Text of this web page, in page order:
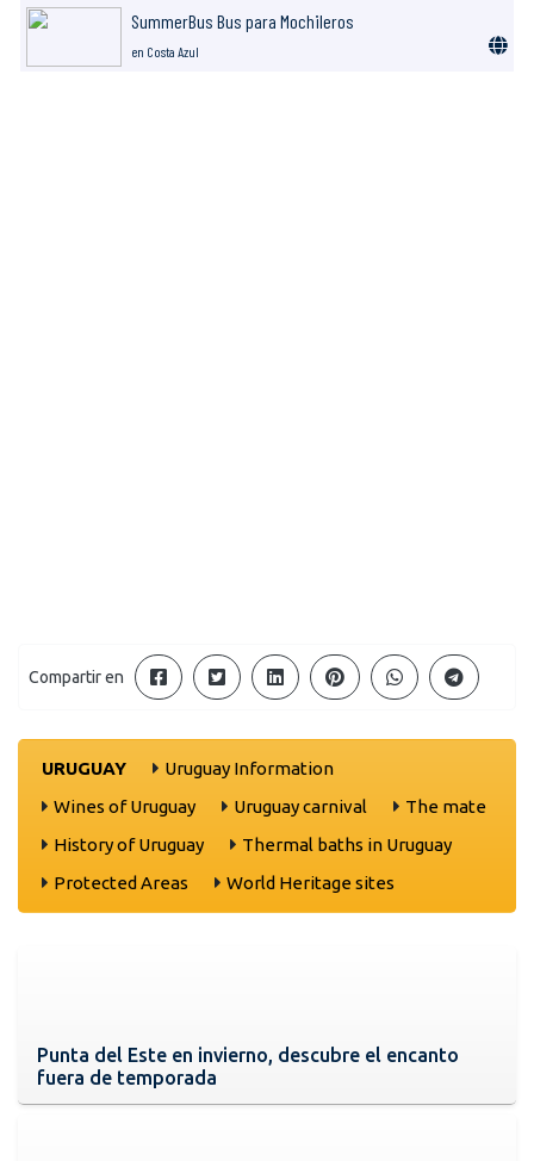
SummerBus Bus para Mochileros
en Costa Azul
Compartir en
URUGUAY
Uruguay Information
Wines of Uruguay
Uruguay carnival
The mate
History of Uruguay
Thermal baths in Uruguay
Protected Areas
World Heritage sites
Punta del Este en invierno, descubre el encanto
fuera de temporada